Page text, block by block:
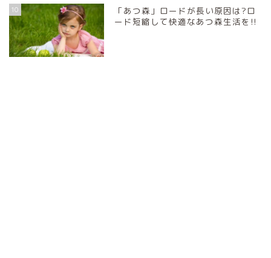
10
「あつ森」ロードが長い原因は?ロ
ード短縮して快適なあつ森生活を!!